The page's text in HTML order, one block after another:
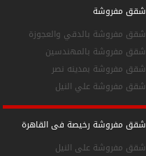
شقق مفروشة
شقق مفروشة بالدقي والعجوزة
شقق مفروشة بالمهندسين
شقق مفروشة بمدينه نصر
شقق مفروشة علي النيل
شقق مفروشة رخيصة فى القاهرة
شقق مفروشة على النيل